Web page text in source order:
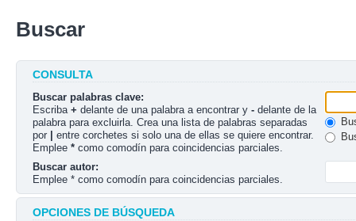
Buscar
CONSULTA
Buscar palabras clave:
Escriba + delante de una palabra a encontrar y - delante de la
palabra para excluirla. Crea una lista de palabras separadas
por
entre corchetes si solo una de ellas se quiere encontrar.
Emplee * como comodín para coincidencias parciales.
Buscar autor:
Emplee * como comodín para coincidencias parciales.
OPCIONES DE BÚSQUEDA